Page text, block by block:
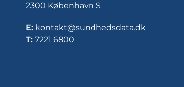
2300 København S
E: kontakt@sundhedsdata.dk
T: 7221 6800